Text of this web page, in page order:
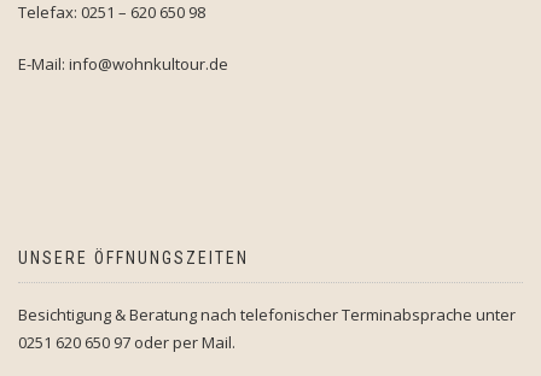
Telefax: 0251 – 620 650 98
E-Mail: info@wohnkultour.de
UNSERE ÖFFNUNGSZEITEN
Besichtigung & Beratung nach telefonischer Terminabsprache unter
0251 620 650 97 oder per Mail.